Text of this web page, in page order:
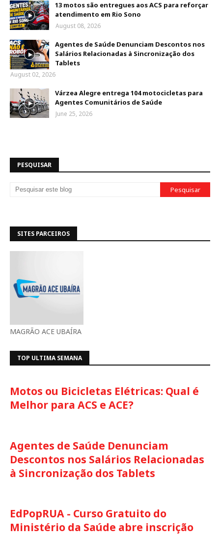
13 motos são entregues aos ACS para reforçar
atendimento em Rio Sono
August 08, 2026
Agentes de Saúde Denunciam Descontos nos
Salários Relacionadas à Sincronização dos
Tablets
August 02, 2026
Várzea Alegre entrega 104 motocicletas para
Agentes Comunitários de Saúde
June 25, 2026
PESQUISAR
SITES PARCEIROS
MAGRÃO ACE UBAÍRA
TOP ULTIMA SEMANA
Motos ou Bicicletas Elétricas: Qual é
Melhor para ACS e ACE?
Agentes de Saúde Denunciam
Descontos nos Salários Relacionadas
à Sincronização dos Tablets
EdPopRUA - Curso Gratuito do
Ministério da Saúde abre inscrição